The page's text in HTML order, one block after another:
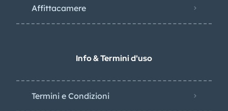
Affittacamere
Info & Termini d'uso
Termini e Condizioni